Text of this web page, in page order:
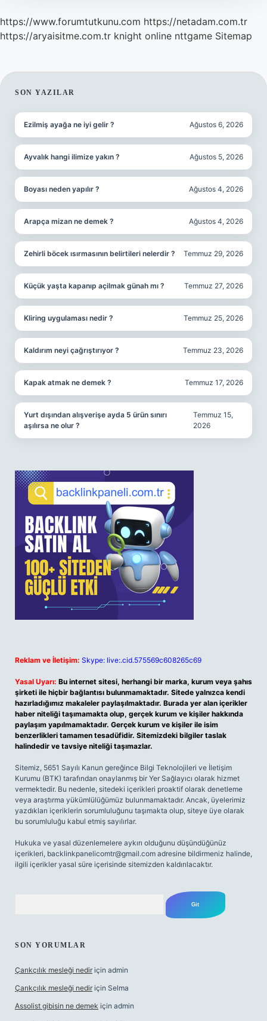
https://www.forumtutkunu.com https://netadam.com.tr
https://aryaisitme.com.tr knight online nttgame Sitemap
SIDEBAR
SON YAZILAR
Ezilmiş ayağa ne iyi gelir ? Ağustos 6, 2026
Ayvalık hangi ilimize yakın ? Ağustos 5, 2026
Boyası neden yapılır ? Ağustos 4, 2026
Arapça mizan ne demek ? Ağustos 4, 2026
Zehirli böcek ısırmasının belirtileri nelerdir ? Temmuz 29, 2026
Küçük yaşta kapanıp açilmak günah mı ? Temmuz 27, 2026
Kliring uygulaması nedir ? Temmuz 25, 2026
Kaldırım neyi çağrıştırıyor ? Temmuz 23, 2026
Kapak atmak ne demek ? Temmuz 17, 2026
Yurt dışından alışverişe ayda 5 ürün sınırı
aşılırsa ne olur ?
Temmuz 15,
2026
Reklam ve İletişim: Skype: live:.cid.575569c608265c69
Yasal Uyarı: Bu internet sitesi, herhangi bir marka, kurum veya şahıs
şirketi ile hiçbir bağlantısı bulunmamaktadır. Sitede yalnızca kendi
hazırladığımız makaleler paylaşılmaktadır. Burada yer alan içerikler
haber niteliği taşımamakta olup, gerçek kurum ve kişiler hakkında
paylaşım yapılmamaktadır. Gerçek kurum ve kişiler ile isim
benzerlikleri tamamen tesadüfidir. Sitemizdeki bilgiler taslak
halindedir ve tavsiye niteliği taşımazlar.
Sitemiz, 5651 Sayılı Kanun gereğince Bilgi Teknolojileri ve İletişim
Kurumu (BTK) tarafından onaylanmış bir Yer Sağlayıcı olarak hizmet
vermektedir. Bu nedenle, sitedeki içerikleri proaktif olarak denetleme
veya araştırma yükümlülüğümüz bulunmamaktadır. Ancak, üyelerimiz
yazdıkları içeriklerin sorumluluğunu taşımakta olup, siteye üye olarak
bu sorumluluğu kabul etmiş sayılırlar.
Hukuka ve yasal düzenlemelere aykırı olduğunu düşündüğünüz
içerikleri, backlinkpanelicomtr@gmail.com adresine bildirmeniz halinde,
ilgili içerikler yasal süre içerisinde sitemizden kaldırılacaktır.
SON YORUMLAR
Çarıkçılık mesleği nedir için admin
Çarıkçılık mesleği nedir için Selma
Assolist gibisin ne demek için admin